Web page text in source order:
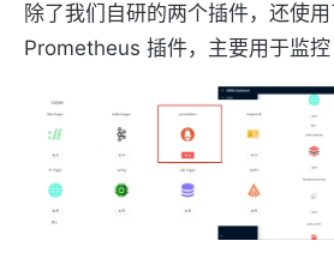
除了我们自研的两个插件，还使
Prometheus 插件，主要用于监控